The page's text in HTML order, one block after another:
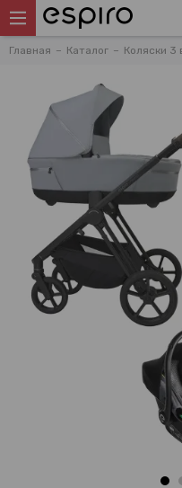
Главная Каталог Коляски 3